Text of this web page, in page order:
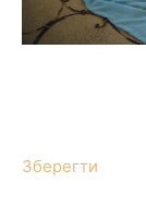
Зберегти